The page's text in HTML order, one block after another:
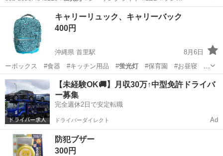
赤土小学校前駅 照明器具
キャリーリュック、キャリーバック
400円
沖縄県 首里駅
8月6日
ーボックス #食器 #キッチン用品 #蛍光灯#保育園 #お昼寝
#COMBI #…
沖縄 島尻郡 首里駅 バッグ リュック
【未経験OK🚚】月収30万↑中型免許ドライバ
ー募集
完全週休2日で安定転職
ドライバーダイレクト Ad
防犯ブザー
300円